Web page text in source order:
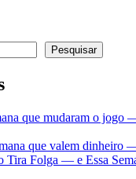
Pesquisar
que mudaram o jogo
que valem dinheiro
Tira Folga — e Essa